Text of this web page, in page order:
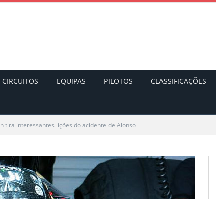
CIRCUITOS EQUIPAS PILOTOS CLASSIFICAÇÕES
tira interessantes lições do acidente de Alonso